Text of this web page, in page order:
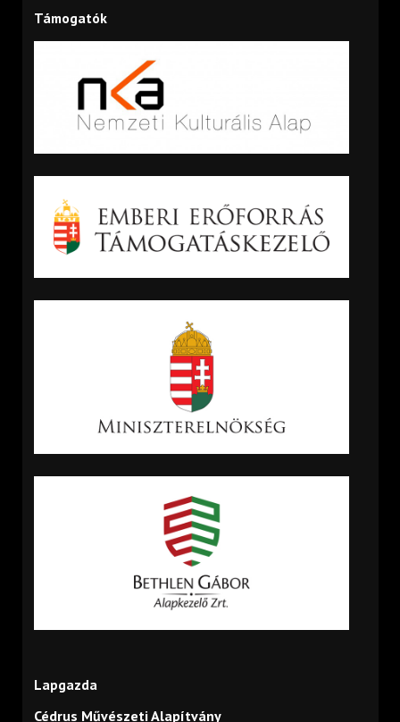
Támogatók
Lapgazda
Cédrus Művészeti Alapítvány